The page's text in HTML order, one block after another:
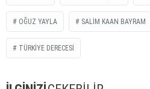
OĞUZ YAYLA SALIM KAAN BAYRAM
TÜRKIYE DERECESI